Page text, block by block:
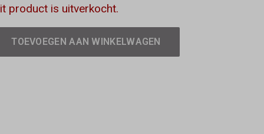
product is uitverkocht.
TOEVOEGEN AAN WINKELWAGEN